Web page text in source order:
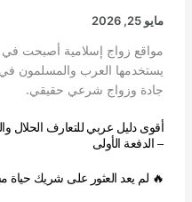
مايو 25, 2026
يستخدمها العرب والمسلمون في
جادة وزواج شرعي حقيقي.
أقوى دليل عربي للتعارف الحلال
– الدفعة الأولى
🔥 لم يعد العثور على شريك حياة